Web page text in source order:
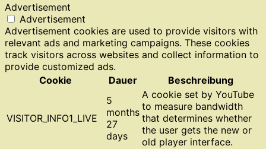
Advertisement
Advertisement
Advertisement cookies are used to provide visitors with
relevant ads and marketing campaigns. These cookies
track visitors across websites and collect information to
provide customized ads.
Cookie
Dauer Beschreibung
VISITOR_INFO1_LIVE
5
months
27
days
A cookie set by YouTube
to measure bandwidth
that determines whether
the user gets the new or
old player interface.